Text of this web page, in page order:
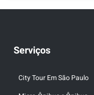
Serviços
City Tour Em São Paulo